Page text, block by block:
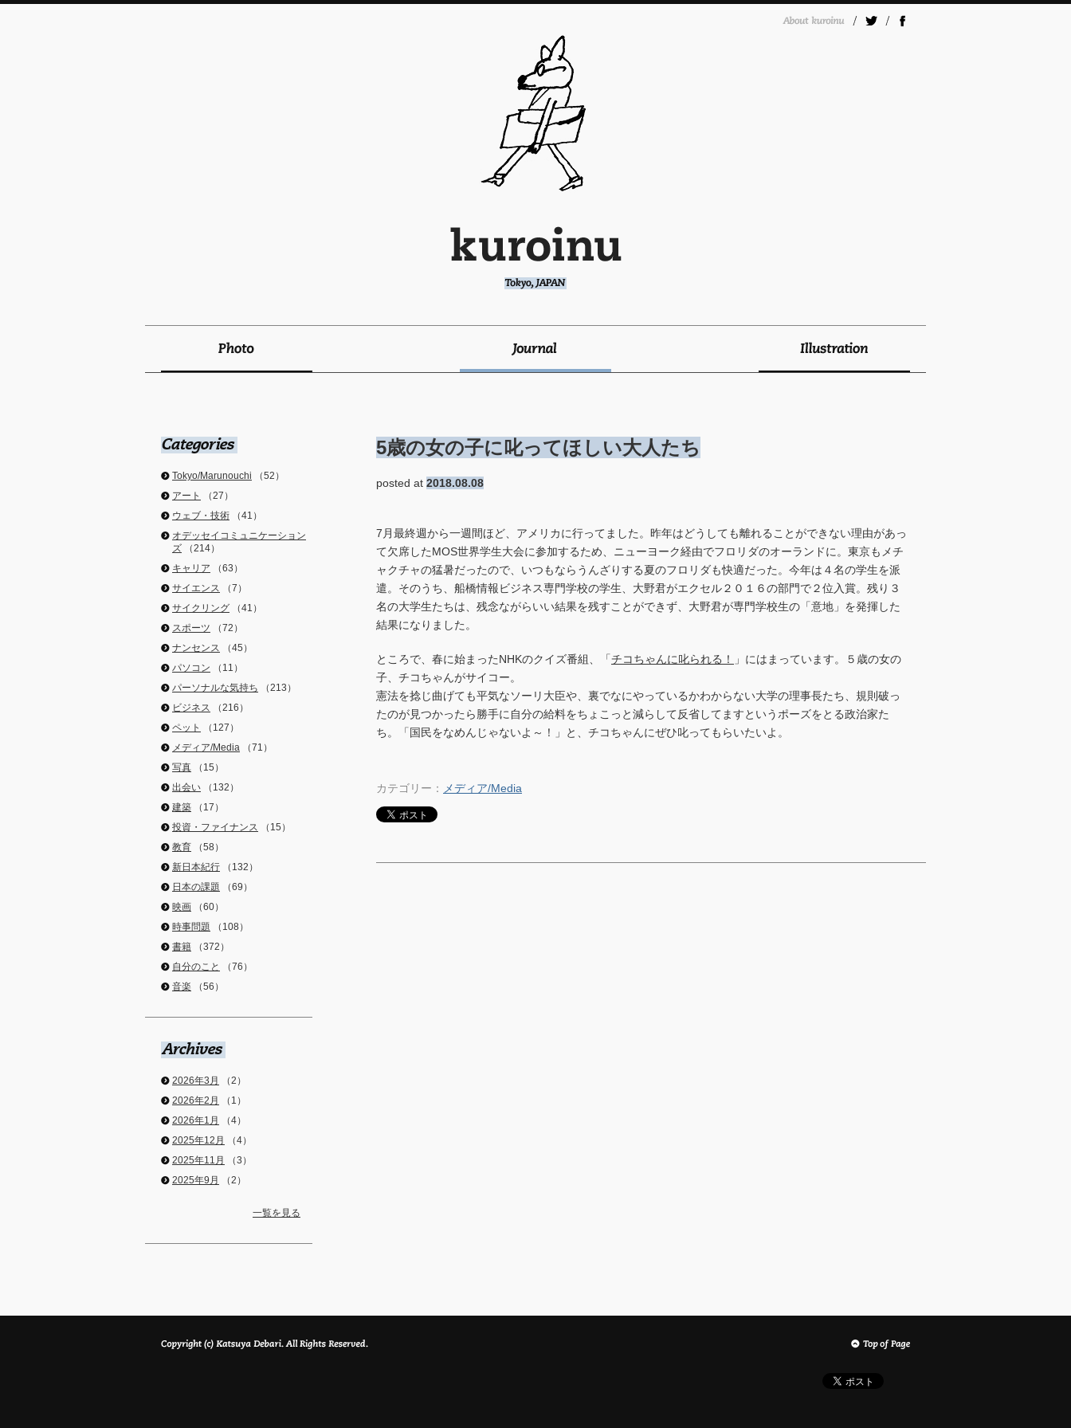
5歳の女の子に叱ってほしい大人たち
posted at 2018.08.08
7月最終週から一週間ほど、アメリカに行ってました。昨年はどうしても離れることができない理由があっ
て欠席したMOS世界学生大会に参加するため、ニューヨーク経由でフロリダのオーランドに。東京もメチ
ャクチャの猛暑だったので、いつもならうんざりする夏のフロリダも快適だった。今年は４名の学生を派
遣。そのうち、船橋情報ビジネス専門学校の学生、大野君がエクセル２０１６の部門で２位入賞。残り３
名の大学生たちは、残念ながらいい結果を残すことができず、大野君が専門学校生の「意地」を発揮した
結果になりました。
ところで、春に始まったNHKのクイズ番組、「チコちゃんに叱られる！
」にはまっています。５歳の女の
子、チコちゃんがサイコー。
憲法を捻じ曲げても平気なソーリ大臣や、裏でなにやっているかわからない大学の理事長たち、規則破っ
たのが見つかったら勝手に自分の給料をちょこっと減らして反省してますというポーズをとる政治家た
ち。「国民をなめんじゃないよ～！」と、チコちゃんにぜひ叱ってもらいたいよ。
カテゴリー： メディア/Media
Tokyo/Marunouchi （52）
アート
（27）
ウェブ・技術 （41）
オデッセイコミュニケーション
ズ （214）
キャリア （63）
サイエンス （7）
サイクリング （41）
スポーツ （72）
ナンセンス （45）
パソコン （11）
パーソナルな気持ち （213）
ビジネス （216）
ペット
（127）
メディア/Media （71）
写真 （15）
出会い （132）
建築 （17）
投資・ファイナンス （15）
教育 （58）
新日本紀行 （132）
日本の課題 （69）
映画 （60）
時事問題 （108）
書籍 （372）
自分のこと
（76）
音楽 （56）
2026年3月
（2）
2026年2月
（1）
2026年1月
（4）
2025年12月
（4）
2025年11月
（3）
2025年9月
（2）
一覧を見る